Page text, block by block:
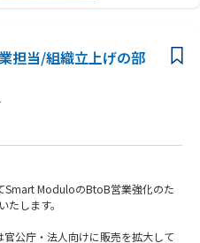
なります※
ジェクト管理を担う
決をリード
ージョナルテクノロジーエンジニア
、評価、改善
ィング活動のサポートやコーディネ
果）や経費精算、社内オンライン
事務処理を行う。
担当/組織立上げの部
Smart ModuloのBtoB営業強化のた
します。
公庁・法人向けに販売を拡大して